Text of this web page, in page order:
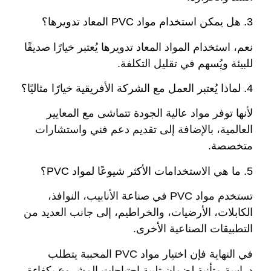
3. هل يمكن استخدام مواد PVC المعاد تدويرها؟
نعم، استخدام المواد المعاد تدويرها يُعتبر خيارًا صديقًا
للبيئة ويُسهم في تقليل التكلفة.
4. لماذا يُعتبر العمل مع الشركة الأفريقية خيارًا مثاليًا؟
لأنها توفر مواد عالية الجودة تتماشى مع المعايير
العالمية، بالإضافة إلى تقديم دعم فني واستشارات
متخصصة.
5. ما هي الاستخدامات الأكثر شيوعًا لمواد PVC؟
تستخدم مواد PVC في صناعة الأنابيب، النوافذ،
الكابلات، الأرضيات، والخراطيم، إلى جانب العديد من
التطبيقات الصناعية الأخرى.
في النهاية فإن اختيار مواد PVC المحببة يتطلب